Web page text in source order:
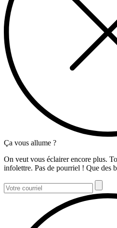
Ça vous allume ?
On veut vous éclairer encore plus.
infolettre. Pas de pourriel ! Que des